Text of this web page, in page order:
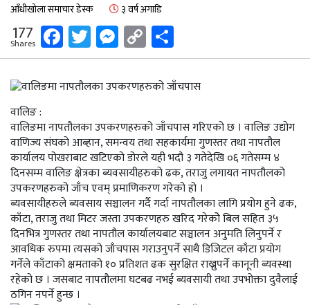
आँधीखोला समाचार डेस्क ३ वर्ष अगाडि
177
Shares Facebook
Twitter
Messenger
Copy
Link
वालिङ :
वालिङमा नापतौलका उपकरणहरुको जाँचपास गरिएको छ । वालिङ उद्योग
वाणिज्य संघको आब्हान, समन्वय तथा सहकार्यमा गुणस्तर तथा नापतौल
कार्यालय पोखराबाट खटिएको डोरले यही भदौ ३ गतेदेखि ०६ गतेसम्म ४
दिनसम्म वालिङ क्षेत्रका ब्यवसायीहरुको ढक, तराजु लगायत नापतौलको
उपकरणहरुको जाँच एवम् प्रमाणिकरण गरेको हो ।
ब्यवसायीहरुले ब्यवसाय सञ्चालन गर्दै गर्दा नापतौलका लागि प्रयोग हुने ढक,
काँटा, तराजु तथा मिटर जस्ता उपकरणहरु खरिद गरेकोे बिल सहित ३५
दिनभित्र गुणस्तर तथा नापतौल कार्यालयबाट सञ्चालन अनुमति लिनुपर्ने र
आवधिक रुपमा त्यसको जाँचपास गराउनुपर्ने साथै डिजिटल काँटा प्रयोग
गर्नेले काँटाको क्षमताको १० प्रतिशत ढक सुरक्षित राख्नुपर्ने कानूनी ब्यवस्था
रहेको छ । जसबाट नापतौलमा घटबढ नभई ब्यवसायी तथा उपभोक्ता दुवैलाई
ठगिन नपर्ने हुन्छ ।